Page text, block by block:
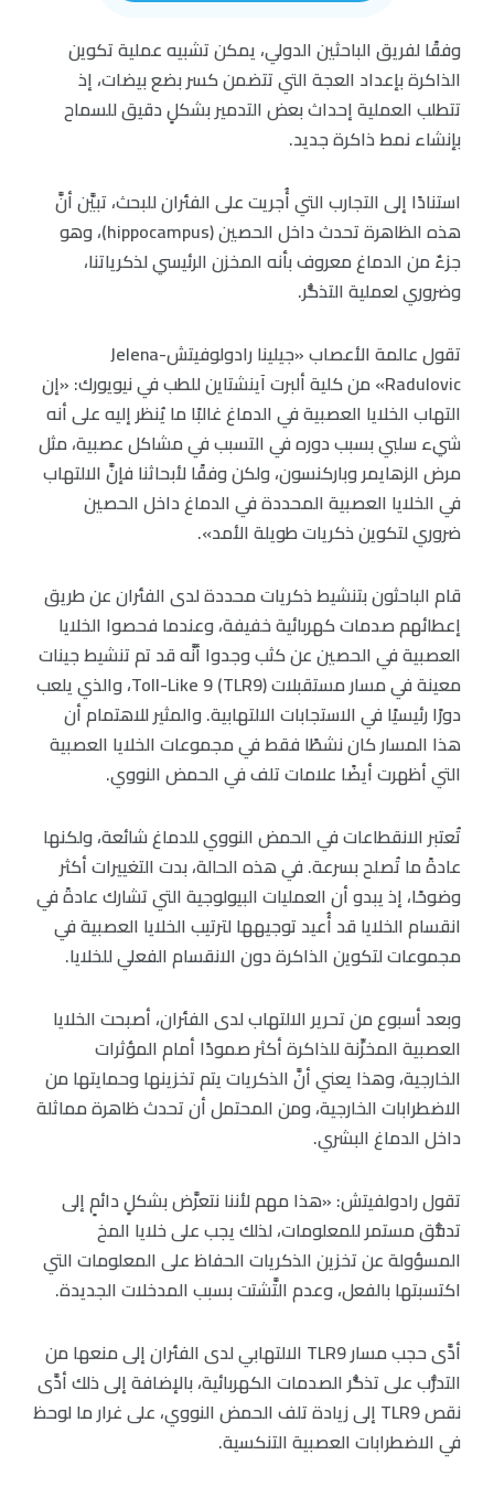
وفقًا لفريق الباحثين الدولي، يمكن تشبيه عملية تكوين
الذاكرة بإعداد العجة التي تتضمن كسر بضع بيضات، إذ
تتطلب العملية إحداث بعض التدمير بشكلٍ دقيق للسماح
بإنشاء نمط ذاكرة جديد.
استنادًا إلى التجارب التي أُجريت على الفئران للبحث، تبيَّن أنَّ
هذه الظاهرة تحدث داخل الحصين (hippocampus)، وهو
جزءٌ من الدماغ معروف بأنه المخزن الرئيسي لذكرياتنا،
وضروري لعملية التذكُّر.
تقول عالمة الأعصاب «جيلينا رادولوفيتش-Jelena
Radulovic» من كلية ألبرت آينشتاين للطب في نيويورك: «إن
التهاب الخلايا العصبية في الدماغ غالبًا ما يُنظر إليه على أنه
شيء سلبي بسبب دوره في التسبب في مشاكل عصبية، مثل
مرض الزهايمر وباركنسون، ولكن وفقًا لأبحاثنا فإنَّ الالتهاب
في الخلايا العصبية المحددة في الدماغ داخل الحصين
ضروري لتكوين ذكريات طويلة الأمد».
قام الباحثون بتنشيط ذكريات محددة لدى الفئران عن طريق
إعطائهم صدمات كهربائية خفيفة، وعندما فحصوا الخلايا
العصبية في الحصين عن كثب وجدوا أنَّه قد تم تنشيط جينات
معينة في مسار مستقبلات Toll-Like 9 (TLR9)، والذي يلعب
دورًا رئيسيًا في الاستجابات الالتهابية. والمثير للاهتمام أن
هذا المسار كان نشطًا فقط في مجموعات الخلايا العصبية
التي أظهرت أيضًا علامات تلف في الحمض النووي.
تُعتبر الانقطاعات في الحمض النووي للدماغ شائعة، ولكنها
عادةً ما تُصلح بسرعة. في هذه الحالة، بدت التغييرات أكثر
وضوحًا، إذ يبدو أن العمليات البيولوجية التي تشارك عادةً في
انقسام الخلايا قد أُعيد توجيهها لترتيب الخلايا العصبية في
مجموعات لتكوين الذاكرة دون الانقسام الفعلي للخلايا.
وبعد أسبوع من تحرير الالتهاب لدى الفئران، أصبحت الخلايا
العصبية المخزِّنة للذاكرة أكثر صمودًا أمام المؤثرات
الخارجية، وهذا يعني أنَّ الذكريات يتم تخزينها وحمايتها من
الاضطرابات الخارجية، ومن المحتمل أن تحدث ظاهرة مماثلة
داخل الدماغ البشري.
تقول رادولفيتش: «هذا مهم لأننا نتعرَّض بشكلٍ دائمٍ إلى
تدفُّق مستمر للمعلومات، لذلك يجب على خلايا المخ
المسؤولة عن تخزين الذكريات الحفاظ على المعلومات التي
اكتسبتها بالفعل، وعدم التَّشتت بسبب المدخلات الجديدة.
أدَّى حجب مسار TLR9 الالتهابي لدى الفئران إلى منعها من
التدرُّب على تذكُّر الصدمات الكهربائية، بالإضافة إلى ذلك أدَّى
نقص TLR9 إلى زيادة تلف الحمض النووي، على غرار ما لوحظ
في الاضطرابات العصبية التنكسية.